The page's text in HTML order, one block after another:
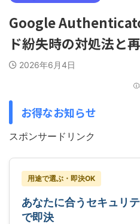
Google
ド紛失時の対処法と
2026年6月4日
ⓘ
お得なお知らせ
スポンサードリンク
用途で選ぶ・即決OK
あなたに合うセキュリ
で即決